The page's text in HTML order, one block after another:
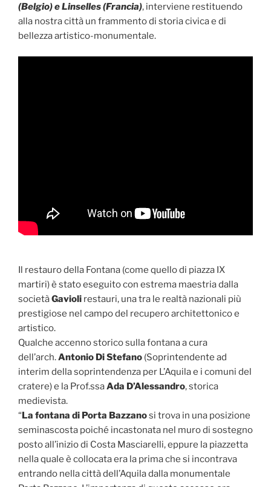
(Belgio) e Linselles (Francia), interviene restituendo
alla nostra città un frammento di storia civica e di
bellezza artistico-monumentale.
Il restauro della Fontana (come quello di piazza IX
martiri) è stato eseguito con estrema maestria dalla
societàGavioli restauri, una tra le realtà nazionali più
prestigiose nel campo del recupero architettonico e
artistico.
Qualche accenno storico sulla fontana a cura
dell’arch.Antonio Di Stefano (Soprintendente ad
interim della soprintendenza per L’Aquila e i comuni del
cratere) e la Prof.ssaAda D’Alessandro, storica
medievista.
“La fontana di Porta Bazzanosi trova in una posizione
seminascosta poiché incastonata nel muro di sostegno
posto all’inizio di Costa Masciarelli, eppure la piazzetta
nella quale è collocata era la prima che si incontrava
entrando nella città dell’Aquila dalla monumentale